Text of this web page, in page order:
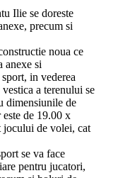
Ilie se doreste
precum si
noua ce
anexe si
in vederea
a terenului se
dimensiunile de
de 19.00 x
jocului de volei, cat
se va face
pentru jucatori,